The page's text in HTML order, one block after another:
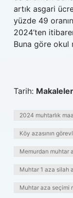
artık asgari
yüzde 49
2024’ten
Buna göre okul
Tarih: Makaleler
2024 muhtarlık
Köy azasının
Memurdan muhtar
Muhtar 1 aza silah
Muhtar aza seçimi